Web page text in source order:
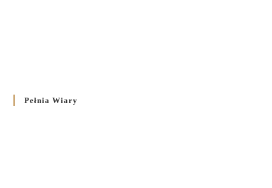
Pełnia Wiary